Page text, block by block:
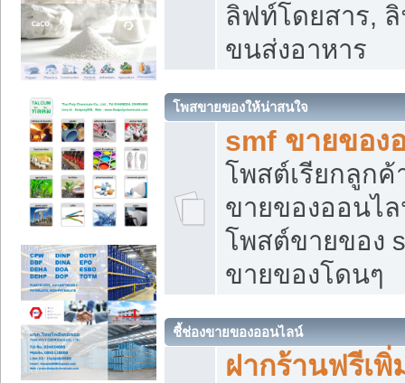
ลิฟท์โดยสาร,
ขนส่งอาหาร
โพสขายของให้น่าสนใจ
smf ขายของ
โพสต์เรียกลูกค้
ขายของออนไ
โพสต์ขายของ
ขายของโดนๆ
ชี้ช่องขายของออนไลน์
ฝากร้านฟรีเ